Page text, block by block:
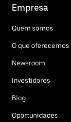
Empresa
Quem somos
O que oferecemos
Newsroom
Investidores
Blog
Oportunidades